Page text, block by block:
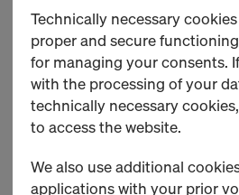
gen
Doka Online
Technically necessary
proper and secure
for managing your consents.
with the processing of your
technically necessary
to access the website.
We also use additional
applications with your prior